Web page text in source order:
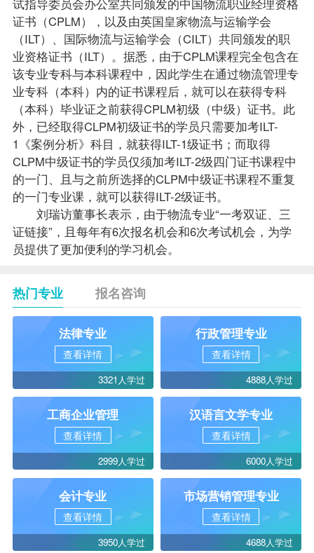
证书（CPLM），以及由英国皇家物流与运输学会
（ILT）、国际物流与运输学会（CILT）共同颁发的职
业资格证书（ILT）。据悉，由于CPLM课程完全包含在
该专业专科与本科课程中，因此学生在通过物流管理专
业专科（本科）内的证书课程后，就可以在获得专科
（本科）毕业证之前获得CPLM初级（中级）证书。此
外，已经取得CLPM初级证书的学员只需要加考ILT-
1《案例分析》科目，就获得ILT-1级证书；而取得
CLPM中级证书的学员仅须加考ILT-2级四门证书课程中
的一门、且与之前所选择的CLPM中级证书课程不重复
的一门专业课，就可以获得ILT-2级证书。
刘瑞访董事长表示，由于物流专业“一考双证、三
证链接”，且每年有6次报名机会和6次考试机会，为学
员提供了更加便利的学习机会。
热门专业 报名咨询
法律专业
查看详情
3321人学过
行政管理专业
查看详情
4888人学过
工商企业管理
查看详情
2999人学过
汉语言文学专业
查看详情
6000人学过
会计专业
查看详情
3950人学过
市场营销管理专业
查看详情
4688人学过